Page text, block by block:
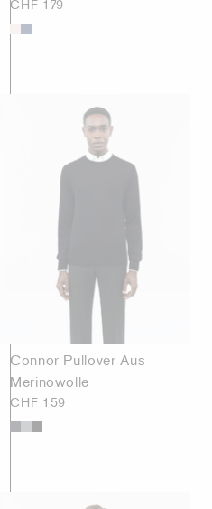
CHF 179
Connor Pullover Aus
Merinowolle
CHF 159